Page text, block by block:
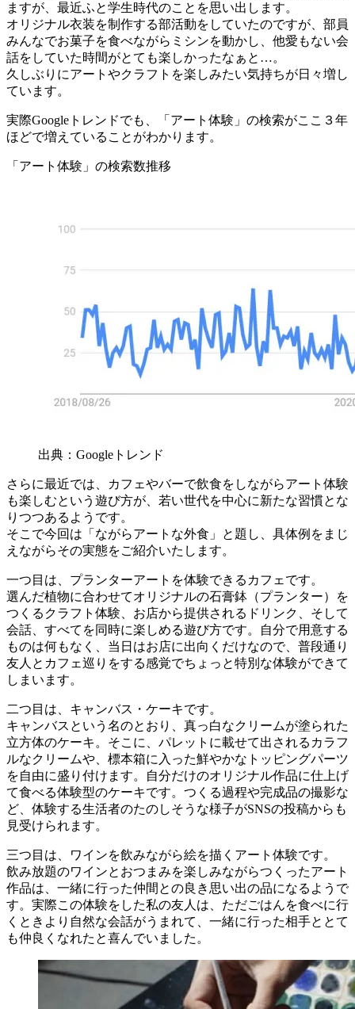
ますが、最近ふと学生時代のことを思い出します。
オリジナル衣装を制作する部活動をしていたのですが、部員
みんなでお菓子を食べながらミシンを動かし、他愛もない会
話をしていた時間がとても楽しかったなぁと…。
久しぶりにアートやクラフトを楽しみたい気持ちが日々増し
ています。
実際Googleトレンドでも、「アート体験」の検索がここ３年
ほどで増えていることがわかります。
「アート体験」の検索数推移
出典：Googleトレンド
さらに最近では、カフェやバーで飲食をしながらアート体験
も楽しむという遊び方が、若い世代を中心に新たな習慣とな
りつつあるようです。
そこで今回は「ながらアートな外食」と題し、具体例をまじ
えながらその実態をご紹介いたします。
一つ目は、プランターアートを体験できるカフェです。
選んだ植物に合わせてオリジナルの石膏鉢（プランター）を
つくるクラフト体験、お店から提供されるドリンク、そして
会話、すべてを同時に楽しめる遊び方です。自分で用意する
ものは何もなく、当日はお店に出向くだけなので、普段通り
友人とカフェ巡りをする感覚でちょっと特別な体験ができて
しまいます。
二つ目は、キャンバス・ケーキです。
キャンバスという名のとおり、真っ白なクリームが塗られた
立方体のケーキ。そこに、パレットに載せて出されるカラフ
ルなクリームや、標本箱に入った鮮やかなトッピングパーツ
を自由に盛り付けます。自分だけのオリジナル作品に仕上げ
て食べる体験型のケーキです。つくる過程や完成品の撮影な
ど、体験する生活者のたのしそうな様子がSNSの投稿からも
見受けられます。
三つ目は、ワインを飲みながら絵を描くアート体験です。
飲み放題のワインとおつまみを楽しみながらつくったアート
作品は、一緒に行った仲間との良き思い出の品になるようで
す。実際この体験をした私の友人は、ただごはんを食べに行
くときより自然な会話がうまれて、一緒に行った相手ととて
も仲良くなれたと喜んでいました。